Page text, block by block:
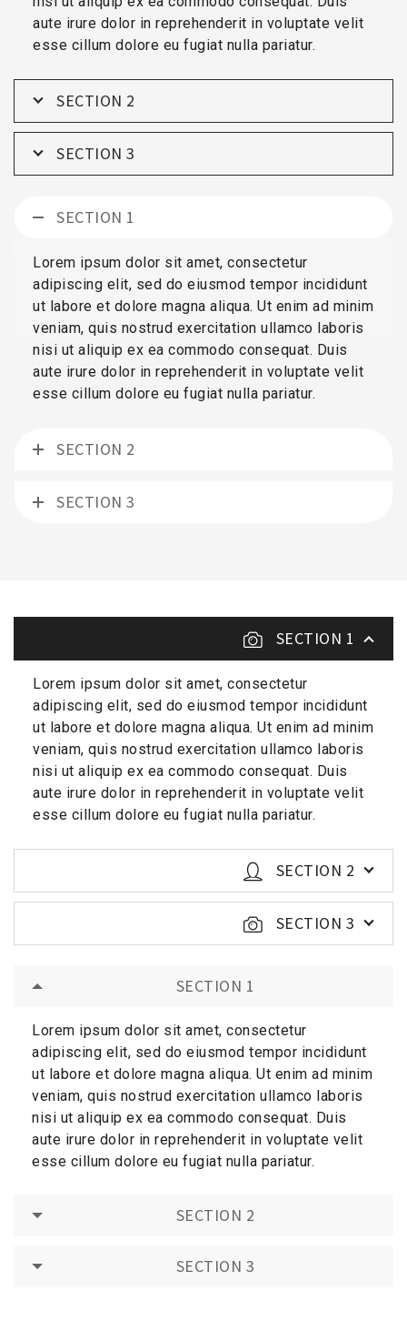
aute irure dolor in reprehenderit in voluptate velit
esse cillum dolore eu fugiat nulla pariatur.
SECTION 2
SECTION 3
SECTION 1
Lorem ipsum dolor sit amet, consectetur
adipiscing elit, sed do eiusmod tempor incididunt
ut labore et dolore magna aliqua. Ut enim ad minim
veniam, quis nostrud exercitation ullamco laboris
nisi ut aliquip ex ea commodo consequat. Duis
aute irure dolor in reprehenderit in voluptate velit
esse cillum dolore eu fugiat nulla pariatur.
SECTION 2
SECTION 3
SECTION 1
Lorem ipsum dolor sit amet, consectetur
adipiscing elit, sed do eiusmod tempor incididunt
ut labore et dolore magna aliqua. Ut enim ad minim
veniam, quis nostrud exercitation ullamco laboris
nisi ut aliquip ex ea commodo consequat. Duis
aute irure dolor in reprehenderit in voluptate velit
esse cillum dolore eu fugiat nulla pariatur.
SECTION 2
SECTION 3
SECTION 1
Lorem ipsum dolor sit amet, consectetur
adipiscing elit, sed do eiusmod tempor incididunt
ut labore et dolore magna aliqua. Ut enim ad minim
veniam, quis nostrud exercitation ullamco laboris
nisi ut aliquip ex ea commodo consequat. Duis
aute irure dolor in reprehenderit in voluptate velit
esse cillum dolore eu fugiat nulla pariatur.
SECTION 2
SECTION 3